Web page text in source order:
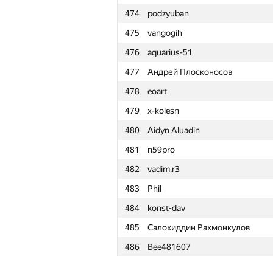
474
podzyuban
475
vangogih
476
aquarius-51
477
Андрей Плосконосов
478
eoart
479
x-kolesn
480
Aidyn Aluadin
481
n59pro
482
vadim.r3
483
Phil
484
konst-dav
485
Салохиддин Рахмонкулов
486
Bee481607
451 Sridhara M
452
leaomatheus
453
arsijo
454
drotik-timofeev
455
aostapec
456
Hieu Le
457
glebodin
458
Дарья Тупикина
459
WideFawn1609
460
''Andy Huang
461
dontsleep
462
Николай Проскурин
463
tisha1104